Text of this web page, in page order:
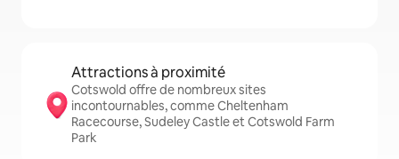
Attractions à proximité
Cotswold offre de nombreux sites
incontournables, comme Cheltenham
Racecourse, Sudeley Castle et Cotswold Farm
Park